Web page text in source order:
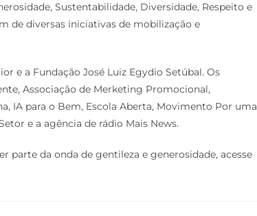
Sustentabilidade, Diversidade, Respeito e
de diversas iniciativas de mobilização e
e a Fundação José Luiz Egydio Setúbal. Os
Associação de Merketing Promocional,
IA para o Bem, Escola Aberta, Movimento Por uma
e a agência de rádio Mais News.
parte da onda de gentileza e generosidade, acesse